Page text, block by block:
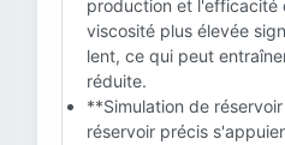
production et l'efficacité
viscosité plus élevée
lent, ce qui peut
réduite.
**Simulation de
réservoir précis